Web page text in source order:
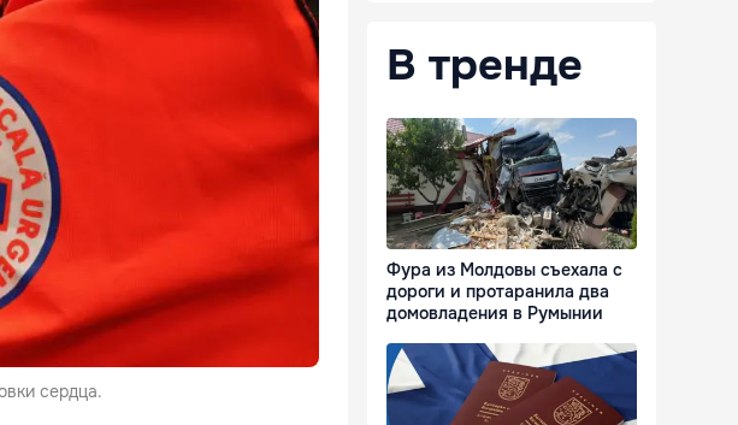
сердца.
В тренде
Фура из Молдовы съехала с
дороги и протаранила два
домовладения в Румынии